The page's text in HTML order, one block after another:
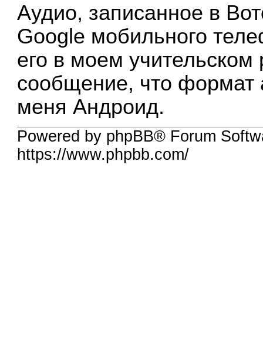
Аудио, записанное в
Google мобильного
его в моем учительском
сообщение, что формат
меня Андроид.
Powered by phpBB® Forum
https://www.phpbb.com/